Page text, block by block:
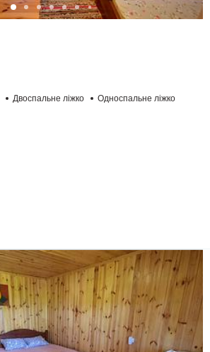
Двоспальне ліжко
Односпальне ліжко